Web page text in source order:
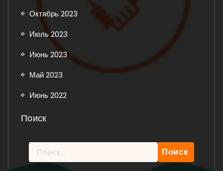
Октябрь 2023
Июль 2023
Июнь 2023
Май 2023
Июнь 2022
Поиск
Найти: